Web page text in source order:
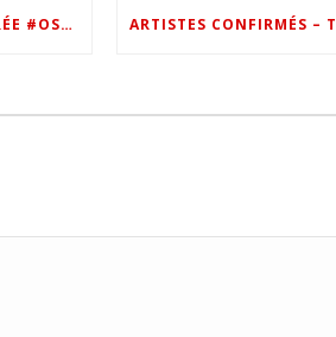
VIP – LES PHOTOS DE LA SOIRÉE #OSN22